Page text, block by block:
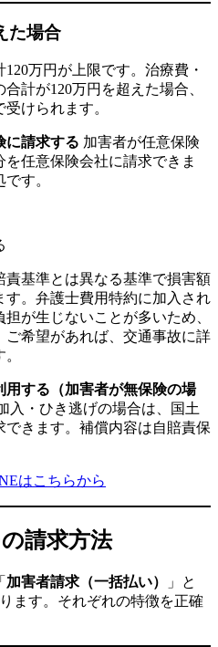
た場合
万円が上限です。治療費・
計が120万円を超えた場合、
けられます。
請求する 加害者が任意保険
任意保険会社に請求できま
す。
基準とは異なる基準で損害額
。弁護士費用特約に加入され
が生じないことが多いため、
希望があれば、交通事故に詳
する（加害者が無保険の場
入・ひき逃げの場合は、国土
きます。補償内容は自賠責保
請求方法
加害者請求（一括払い）
」と
ます。それぞれの特徴を正確